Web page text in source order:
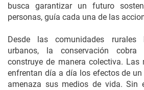
busca garantizar un futuro
personas, guía cada una de las
Desde las comunidades
urbanos, la conservación
construye de manera colectiva. Las
enfrentan día a día los efectos de
amenaza sus medios de vida. Sin